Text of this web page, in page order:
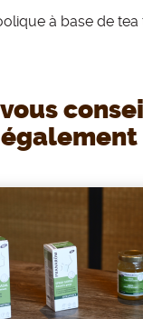
à base de tea
également